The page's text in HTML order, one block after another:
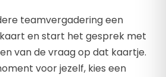
teamvergadering een
en start het gesprek met
van de vraag op dat kaartje.
voor jezelf, kies een